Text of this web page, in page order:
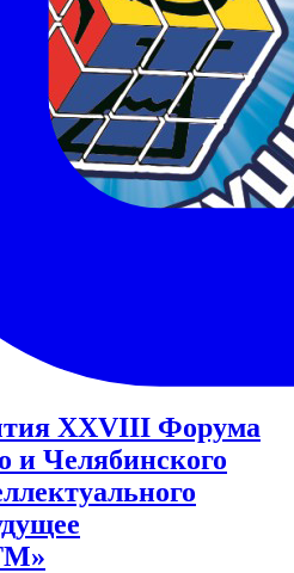
XXVIII Форума
Челябинского